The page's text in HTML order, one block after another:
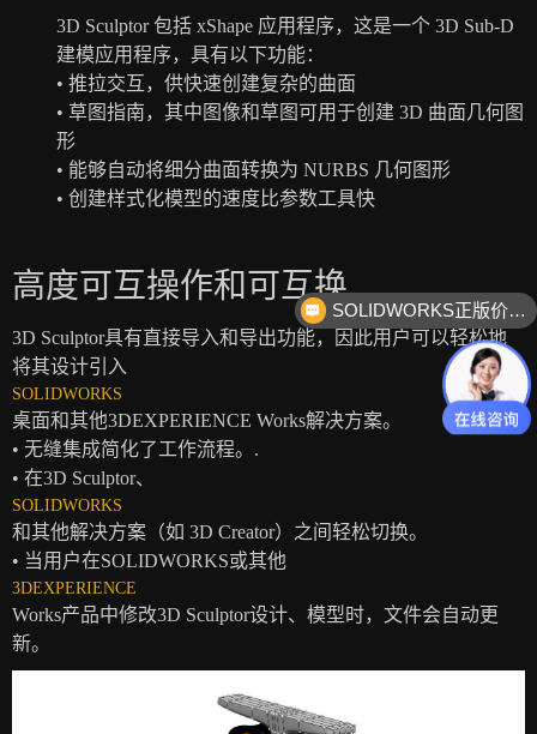
3D Sculptor 包括 xShape 应用程序，这是一个 3D Sub-D
建模应用程序，具有以下功能：
• 推拉交互，供快速创建复杂的曲面
• 草图指南，其中图像和草图可用于创建 3D 曲面几何图
形
• 能够自动将细分曲面转换为 NURBS 几何图形
• 创建样式化模型的速度比参数工具快
高度可互操作和可互换
3D Sculptor具有直接导入和导出功能，因此用户可以轻松地
将其设计引入
SOLIDWORKS
桌面和其他3DEXPERIENCE Works解决方案。
• 无缝集成简化了工作流程。.
• 在3D Sculptor、
SOLIDWORKS
和其他解决方案（如 3D Creator）之间轻松切换。
• 当用户在SOLIDWORKS或其他
3DEXPERIENCE
Works产品中修改3D Sculptor设计、模型时，文件会自动更
新。
SOLIDWORKS正版价格？